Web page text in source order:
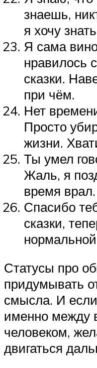
знаешь,
я хочу
Я сама
нравилось
сказки.
при чём.
Нет
Просто
жизни.
Ты умел
Жаль, я
время врал.
Спасибо
сказки,
Статусы про
придумывать
смысла. И
именно
человеком,
двигаться